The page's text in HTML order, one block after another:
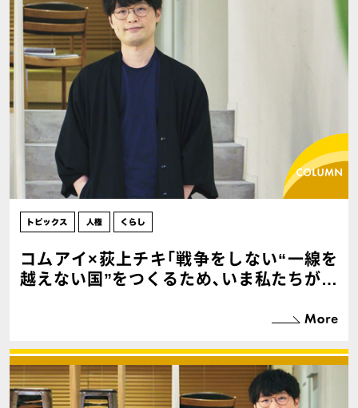
コムアイ×荻上チキ｢戦争をしない“一線を
越えない国”をつくるため､いま私たちがで